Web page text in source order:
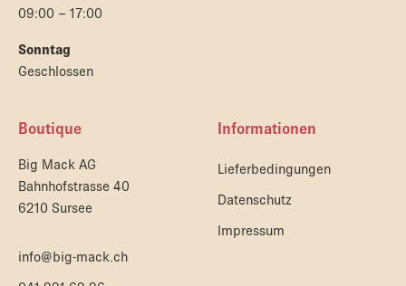
09:00 – 17:00
Sonntag
Geschlossen
Boutique
Big Mack AG
Bahnhofstrasse 40
6210 Sursee
info@big-mack.ch
Informationen
Lieferbedingungen
Datenschutz
Impressum